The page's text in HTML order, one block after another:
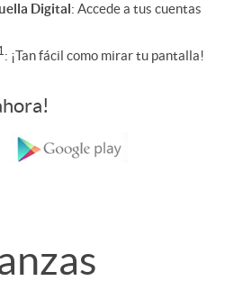
Digital: Accede a tus cuentas
: ¡Tan fácil como mirar tu pantalla!